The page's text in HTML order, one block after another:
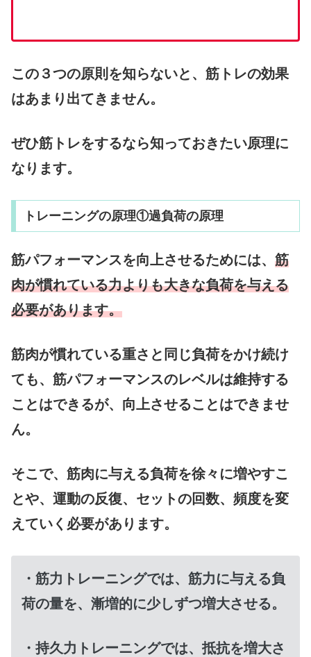
この３つの原則を知らないと、筋トレの効果
はあまり出てきません。
ぜひ筋トレをするなら知っておきたい原理に
なります。
トレーニングの原理①過負荷の原理
筋パフォーマンスを向上させるためには、 筋
肉が慣れている力よりも大きな負荷を与える
必要があります。
筋肉が慣れている重さと同じ負荷をかけ続け
ても、筋パフォーマンスのレベルは維持する
ことはできるが、向上させることはできませ
ん。
そこで、筋肉に与える負荷を徐々に増やすこ
とや、運動の反復、セットの回数、頻度を変
えていく必要があります。
・筋力トレーニングでは、筋力に与える負
荷の量を、漸増的に少しずつ増大させる。
・持久力トレーニングでは、抵抗を増大さ